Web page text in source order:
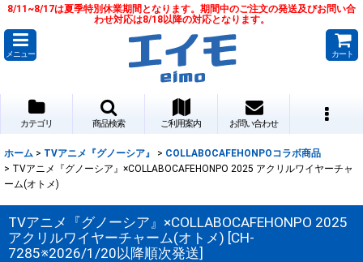
8/11~8/17は夏季特別休業期間となります。期間中のご注文の発送及びお問い合
わせ対応は8/18以降の対応となります。
メニュー カート
カテゴリ 商品検索 ご利用案内 お問い合わせ
ホーム > TVアニメ『グノーシア』 > COLLABOCAFEHONPOコラボ商品
> TVアニメ『グノーシア』×COLLABOCAFEHONPO 2025 アクリルワイヤーチャ
ーム(オトメ)
TVアニメ『グノーシア』×COLLABOCAFEHONPO 2025
アクリルワイヤーチャーム(オトメ) [CH-
7285※2026/1/20以降順次発送]